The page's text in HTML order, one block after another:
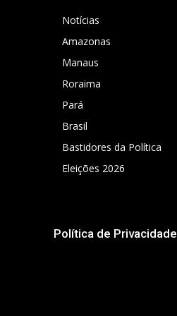
Notícias
Amazonas
Manaus
Roraima
Pará
Brasil
Bastidores da Política
Eleições 2026
Política de Privacidade